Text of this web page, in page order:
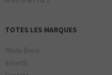
TOTES LES MARQUES
Moda Dona
Infantil